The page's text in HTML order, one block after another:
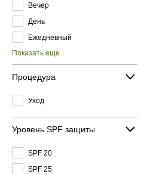
Вечер
День
Ежедневный
Показать еще
Процедура
Уход
Уровень SPF защиты
SPF 20
SPF 25